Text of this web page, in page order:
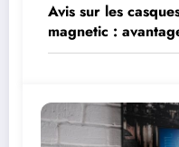
Avis sur les
magnetic :